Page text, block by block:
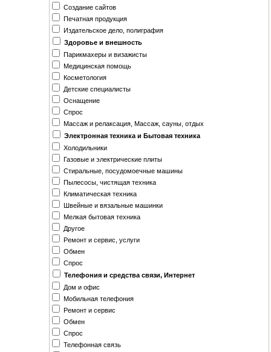
Создание сайтов
Печатная продукция
Издательское дело, полиграфия
Здоровье и внешность
Парикмахеры и визажисты
Медицинская помощь
Косметология
Детские специалисты
Оснащение
Спрос
Массаж и релаксация, Массаж, сауны, отдых
Электронная техника и Бытовая техника
Холодильники
Газовые и электрические плиты
Стиральные, посудомоечные машины
Пылесосы, чистящая техника
Климатическая техника
Швейные и вязальные машинки
Мелкая бытовая техника
Другое
Ремонт и сервис, услуги
Обмен
Спрос
Телефония и средства связи, Интернет
Дом и офис
Мобильная телефония
Ремонт и сервис
Обмен
Спрос
Телефонная связь